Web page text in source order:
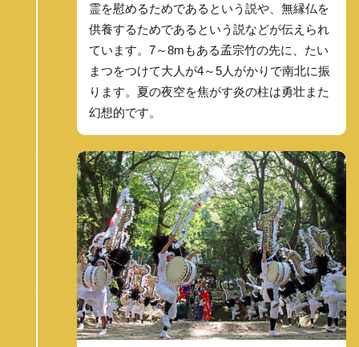
霊を慰めるためであるという説や、無縁仏を
供養するためであるという説などが伝えられ
ています。7～8mもある孟宗竹の先に、たい
まつをつけて大人が4～5人がかりで南北に振
ります。夏の夜空を焦がす炎の柱は勇壮また
幻想的です。